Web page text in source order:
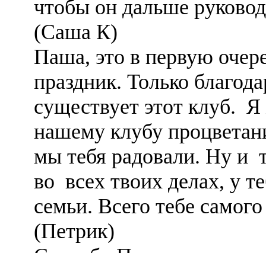
чтобы он дальше
(Саша К)
Паша, это в первую
праздник. Только
существует этот клуб.
нашему клубу
мы тебя радовали. Ну и
во всех твоих делах, у
семьи. Всего тебе
(Петрик)